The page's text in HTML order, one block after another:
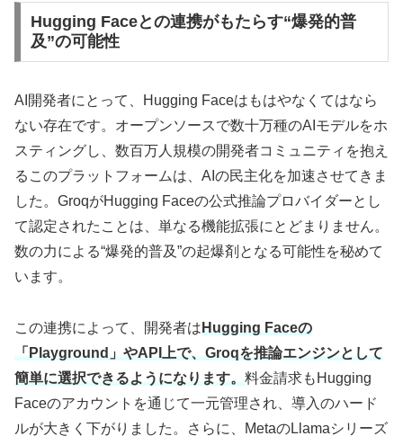
Hugging Faceとの連携がもたらす“爆発的普
及”の可能性
AI開発者にとって、Hugging Faceはもはやなくてはなら
ない存在です。オープンソースで数十万種のAIモデルをホ
スティングし、数百万人規模の開発者コミュニティを抱え
るこのプラットフォームは、AIの民主化を加速させてきま
した。GroqがHugging Faceの公式推論プロバイダーとし
て認定されたことは、単なる機能拡張にとどまりません。
数の力による“爆発的普及”の起爆剤となる可能性を秘めて
います。
この連携によって、開発者は Hugging Faceの
「Playground」やAPI上で、Groqを推論エンジンとして
簡単に選択できるようになります。 料金請求もHugging
Faceのアカウントを通じて一元管理され、導入のハード
ルが大きく下がりました。さらに、MetaのLlamaシリーズ